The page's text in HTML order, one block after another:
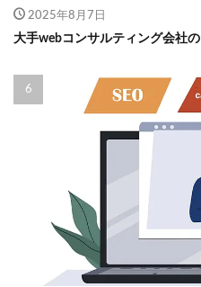
2025年8月7日
大手webコンサルティング会社